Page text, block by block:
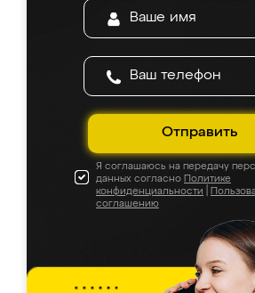
Отправить
Я соглашаюсь на передачу
данных согласно Политике
конфиденциальности
соглашению